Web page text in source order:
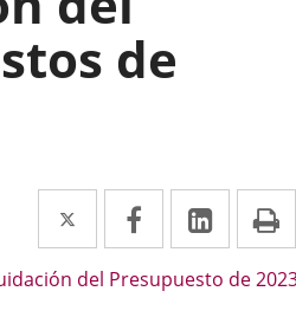
de
Twitter
Enlace
a
una
Facebook
Enlace
a
una
Enlace
a
una
del Presupuesto de